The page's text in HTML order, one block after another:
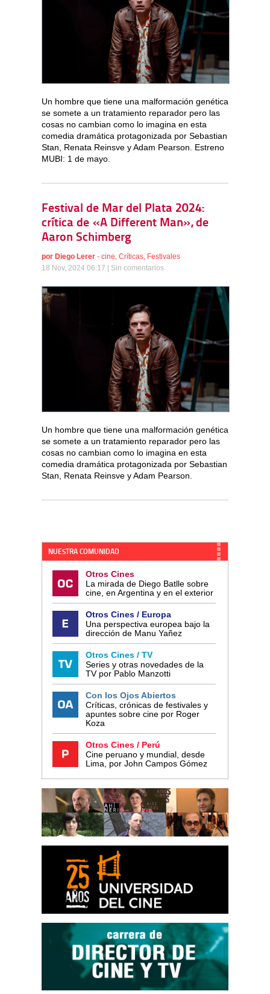
Un hombre que tiene una malformación genética
se somete a un tratamiento reparador pero las
cosas no cambian como lo imagina en esta
comedia dramática protagonizada por Sebastian
Stan, Renata Reinsve y Adam Pearson. Estreno
MUBI: 1 de mayo.
Festival de Mar del Plata 2024:
crítica de «A Different Man», de
Aaron Schimberg
por Diego Lerer - cine, Críticas, Festivales
18 Nov, 2024 06:17 | Sin comentarios
Un hombre que tiene una malformación genética
se somete a un tratamiento reparador pero las
cosas no cambian como lo imagina en esta
comedia dramática protagonizada por Sebastian
Stan, Renata Reinsve y Adam Pearson.
NUESTRA COMUNIDAD
Otros Cines
La mirada de Diego Batlle sobre
cine, en Argentina y en el exterior
Otros Cines / Europa
Una perspectiva europea bajo la
dirección de Manu Yañez
Otros Cines / TV
Series y otras novedades de la
TV por Pablo Manzotti
Con los Ojos Abiertos
Críticas, crónicas de festivales y
apuntes sobre cine por Roger
Koza
Otros Cines / Perú
Cine peruano y mundial, desde
Lima, por John Campos Gómez